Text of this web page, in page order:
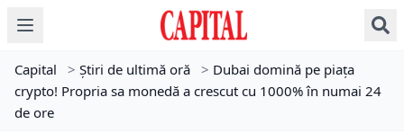
Capital > Știri de ultimă oră > Dubai domină pe piața
crypto! Propria sa monedă a crescut cu 1000% în numai 24
de ore